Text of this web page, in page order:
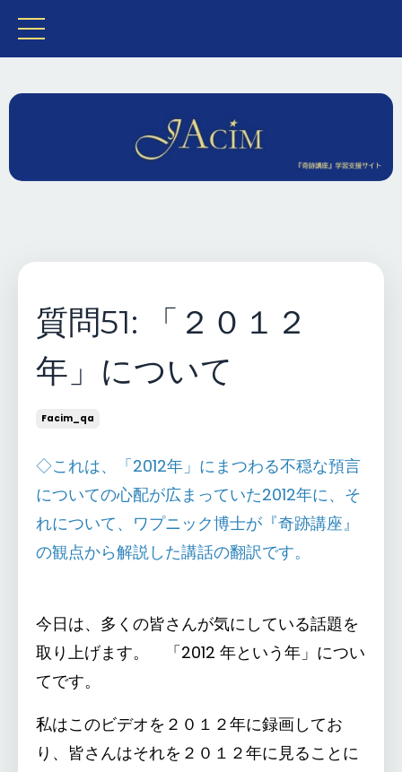
質問51: 「２０１２
年」について
Facim_qa
◇これは、「2012年」にまつわる不穏な預言
についての心配が広まっていた2012年に、そ
れについて、ワプニック博士が『奇跡講座』
の観点から解説した講話の翻訳です。
今日は、多くの皆さんが気にしている話題を
取り上げます。 「2012 年という年」につい
てです。
私はこのビデオを２０１２年に録画してお
り、皆さんはそれを２０１２年に見ることに